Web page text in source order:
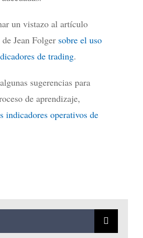
un vistazo al artículo
Jean Folger sobre el uso
de trading.
sugerencias para
de aprendizaje,
indicadores operativos de